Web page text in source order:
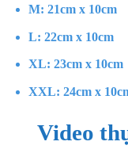
M: 21cm x 10cm
L: 22cm x 10cm
XL: 23cm x 10cm
XXL: 24cm x
Video